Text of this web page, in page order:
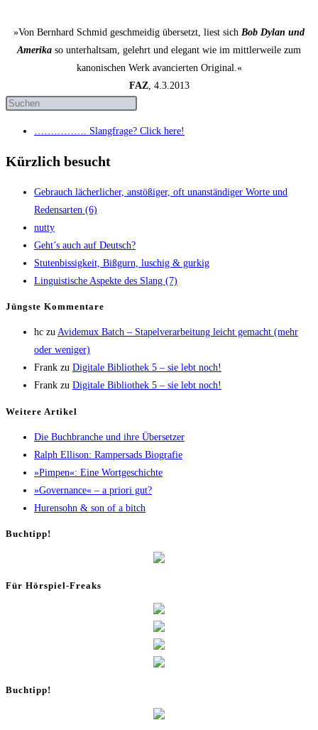
»Von Bernhard Schmid geschmeidig übersetzt, liest sich Bob Dylan und
Amerika so unterhaltsam, gelehrt und elegant wie im mittlerweile zum
kanonischen Werk avancierten Original.«
FAZ, 4.3.2013
……………. Slang­fra­ge? Click here!
Kürzlich besucht
Gebrauch lächer­li­cher, anstö­ßi­ger, oft unan­stän­di­ger Wor­te und
Redens­ar­ten (6)
nut­ty
Geht’s auch auf Deutsch?
Stu­ten­bis­sig­keit, Biß­gurn, luschig & gurkig
Lin­gu­is­ti­sche Aspek­te des Slang (7)
Jüngs­te Kommentare
hc zu Avi­de­mux Batch – Sta­pel­ver­ar­bei­tung leicht gemacht (mehr
oder weniger)
Frank zu Digi­ta­le Biblio­thek 5 – sie lebt noch!
Frank zu Digi­ta­le Biblio­thek 5 – sie lebt noch!
Wei­te­re Artikel
Die Buch­bran­che und ihre Übersetzer
Ralph Elli­son: Ram­pers­ads Biografie
»Pim­pen«: Eine Wortgeschichte
»Gover­nan­ce« – a prio­ri gut?
Huren­sohn & son of a bitch
Buch­tipp!
Für Hör­spiel-Freaks
Buch­tipp!